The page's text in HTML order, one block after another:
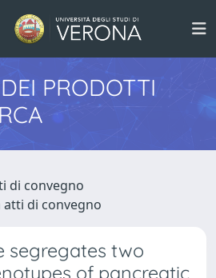
PRODOTTI
di convegno
di convegno
segregates two
of pancreatic